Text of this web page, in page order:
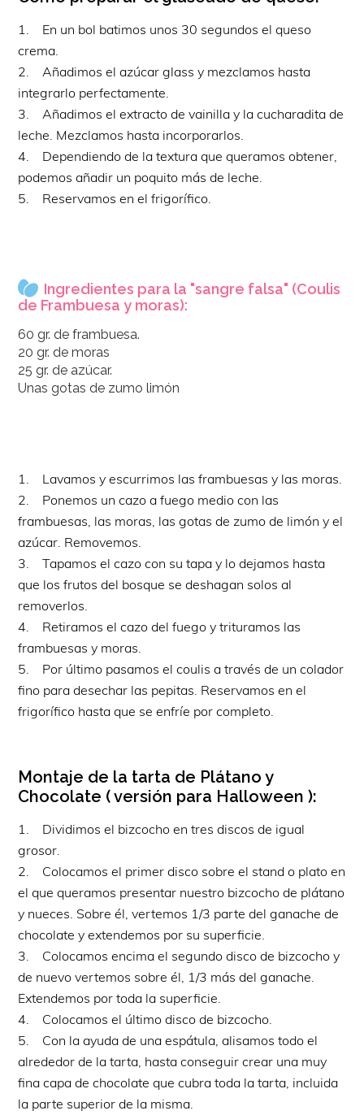
1. En un bol batimos unos 30 segundos el queso
crema.
2. Añadimos el azúcar glass y mezclamos hasta
integrarlo perfectamente.
3. Añadimos el extracto de vainilla y la cucharadita de
leche. Mezclamos hasta incorporarlos.
4. Dependiendo de la textura que queramos obtener,
podemos añadir un poquito más de leche.
5. Reservamos en el frigorífico.
Ingredientes para la "sangre falsa" (Coulis
de Frambuesa y moras):
60 gr. de frambuesa.
20 gr. de moras
25 gr. de azúcar.
Unas gotas de zumo limón
1. Lavamos y escurrimos las frambuesas y las moras.
2. Ponemos un cazo a fuego medio con las
frambuesas, las moras, las gotas de zumo de limón y el
azúcar. Removemos.
3. Tapamos el cazo con su tapa y lo dejamos hasta
que los frutos del bosque se deshagan solos al
removerlos.
4. Retiramos el cazo del fuego y trituramos las
frambuesas y moras.
5. Por último pasamos el coulis a través de un colador
fino para desechar las pepitas. Reservamos en el
frigorífico hasta que se enfríe por completo.
Montaje de la tarta de Plátano y
Chocolate ( versión para Halloween ):
1. Dividimos el bizcocho en tres discos de igual
grosor.
2. Colocamos el primer disco sobre el stand o plato en
el que queramos presentar nuestro bizcocho de plátano
y nueces. Sobre él, vertemos 1/3 parte del ganache de
chocolate y extendemos por su superficie.
3. Colocamos encima el segundo disco de bizcocho y
de nuevo vertemos sobre él, 1/3 más del ganache.
Extendemos por toda la superficie.
4. Colocamos el último disco de bizcocho.
5. Con la ayuda de una espátula, alisamos todo el
alrededor de la tarta, hasta conseguir crear una muy
fina capa de chocolate que cubra toda la tarta, incluida
la parte superior de la misma.